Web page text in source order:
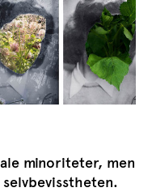
minoriteter, men